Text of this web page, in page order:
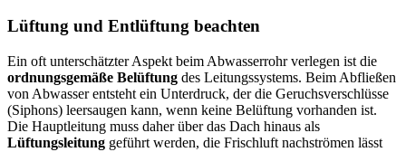
Lüftung und Entlüftung beachten
Ein oft unterschätzter Aspekt beim Abwasserrohr verlegen ist die
ordnungsgemäße Belüftung des Leitungssystems. Beim Abfließen
von Abwasser entsteht ein Unterdruck, der die Geruchsverschlüsse
(Siphons) leersaugen kann, wenn keine Belüftung vorhanden ist.
Die Hauptleitung muss daher über das Dach hinaus als
Lüftungsleitung geführt werden, die Frischluft nachströmen lässt